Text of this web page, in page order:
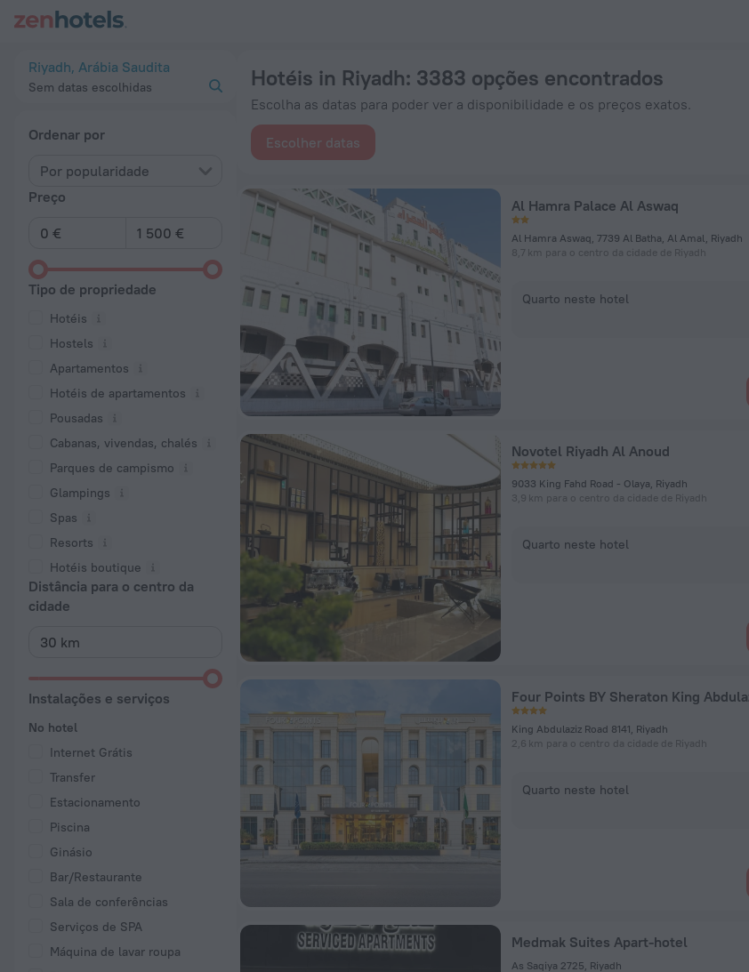
Riyadh, Arábia Saudita
Sem datas escolhidas
Ordenar por
Por popularidade
Preço
Tipo de propriedade
Hotéis
Hostels
Apartamentos
Hotéis de apartamentos
Pousadas
Cabanas, vivendas, chalés
Parques de campismo
Glampings
Spas
Resorts
Hotéis boutique
Distância para o centro da
cidade
Instalações e serviços
No hotel
Internet Grátis
Transfer
Estacionamento
Piscina
Ginásio
Bar/Restaurante
Sala de conferências
Serviços de SPA
Máquina de lavar roupa
Hotéis in Riyadh: 3383 opções encontrados
Escolha as datas para poder ver a disponibilidade e os preços exatos.
Escolher datas
Al Hamra Palace Al Aswaq
Al Hamra Aswaq, 7739 Al Batha, Al Amal, Riyadh
8,7 km para o centro da cidade de Riyadh
Quarto neste hotel
Novotel Riyadh Al Anoud
9033 King Fahd Road - Olaya, Riyadh
3,9 km para o centro da cidade de Riyadh
Quarto neste hotel
Four Points BY Sheraton King
King Abdulaziz Road 8141, Riyadh
2,6 km para o centro da cidade de Riyadh
Quarto neste hotel
Medmak Suites Apart-hotel
As Saqiya 2725, Riyadh
20 Melhores Hotéis in Riyadh 2026 desde 30 € - Reserve Agora em ZenHotels.com